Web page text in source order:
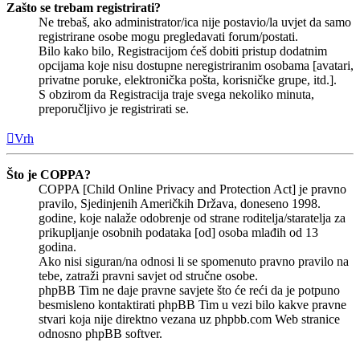
Zašto se trebam registrirati?
Ne trebaš, ako administrator/ica nije postavio/la uvjet da samo
registrirane osobe mogu pregledavati forum/postati.
Bilo kako bilo, Registracijom ćeš dobiti pristup dodatnim
opcijama koje nisu dostupne neregistriranim osobama [avatari,
privatne poruke, elektronička pošta, korisničke grupe, itd.].
S obzirom da Registracija traje svega nekoliko minuta,
preporučljivo je registrirati se.
Vrh
Što je COPPA?
COPPA [Child Online Privacy and Protection Act] je pravno
pravilo, Sjedinjenih Američkih Država, doneseno 1998.
godine, koje nalaže odobrenje od strane roditelja/staratelja za
prikupljanje osobnih podataka [od] osoba mlađih od 13
godina.
Ako nisi siguran/na odnosi li se spomenuto pravno pravilo na
tebe, zatraži pravni savjet od stručne osobe.
phpBB Tim ne daje pravne savjete što će reći da je potpuno
besmisleno kontaktirati phpBB Tim u vezi bilo kakve pravne
stvari koja nije direktno vezana uz phpbb.com Web stranice
odnosno phpBB softver.